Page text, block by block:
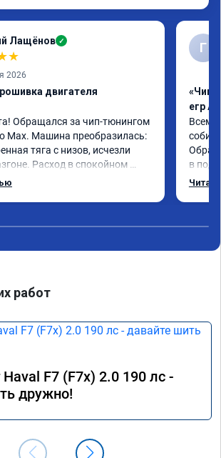
Лащёнов ✓
★
2026
двигателя
Обращался за чип-тюнингом
Max. Машина преобразилась:
тяга с низов, исчезли
Расход в спокойном
снизился. Все сделали
Г
«Чип
егр
Всем
в
работ
F7 (F7x) 2.0 190 лс -
дружно!